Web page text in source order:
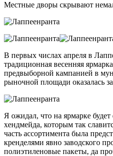
Местные дворы скрывают
В первых числах апреля в
традиционная весенняя
предвыборной кампанией в
рыночной площади оказалась
Я ожидал, что на ярмарке
хендмейда, которым так
часть ассортимента была
кренделями явно заводского
полиэтиленовые пакеты, да